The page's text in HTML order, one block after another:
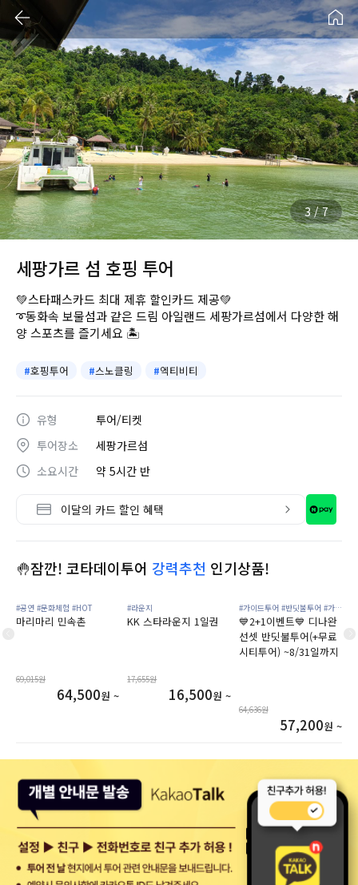
4/7
세팡가르 섬 호핑 투어
💚스타패스카드 최대 제휴 할인카드 제공💚
➰동화속 보물섬과 같은 드림 아일랜드 세팡가르섬에서 다양한 해
양 스포츠를 즐기세요 🏝️
#호핑투어 #스노클링 #엑티비티
유형
투어/티켓
투어장소
세팡가르섬
소요시간
약 5시간 반
이달의 카드 할인 혜택
🤚잠깐! 코타데이투어 강력추천 인기상품!
#공연 #문화체험 #HOT
마리마리 민속촌
69,015원
64,500원 ~
#라운지
KK 스타라운지 1일권
17,655원
16,500원 ~
#가이드투어 #반딧불투어 #가족여행추천
💙2+1이벤트💙 디나완
선셋 반딧불투어(+무료
시티투어) ~8/31일까지
64,636원
57,200원 ~